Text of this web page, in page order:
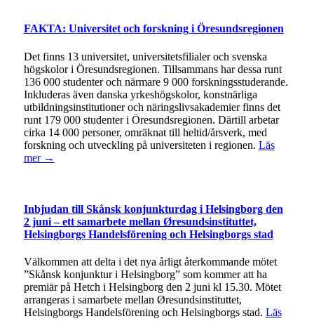
FAKTA: Universitet och forskning i Öresundsregionen
Det finns 13 universitet, universitetsfilialer och svenska
högskolor i Öresundsregionen. Tillsammans har dessa runt
136 000 studenter och närmare 9 000 forskningsstuderande.
Inkluderas även danska yrkeshögskolor, konstnärliga
utbildningsinstitutioner och näringslivsakademier finns det
runt 179 000 studenter i Öresundsregionen. Därtill arbetar
cirka 14 000 personer, omräknat till heltid/årsverk, med
forskning och utveckling på universiteten i regionen. Läs
mer →
Inbjudan till Skånsk konjunkturdag i Helsingborg den
2 juni – ett samarbete mellan Øresundsinstituttet,
Helsingborgs Handelsförening och Helsingborgs stad
Välkommen att delta i det nya årligt återkommande mötet
”Skånsk konjunktur i Helsingborg” som kommer att ha
premiär på Hetch i Helsingborg den 2 juni kl 15.30. Mötet
arrangeras i samarbete mellan Øresundsinstituttet,
Helsingborgs Handelsförening och Helsingborgs stad. Läs